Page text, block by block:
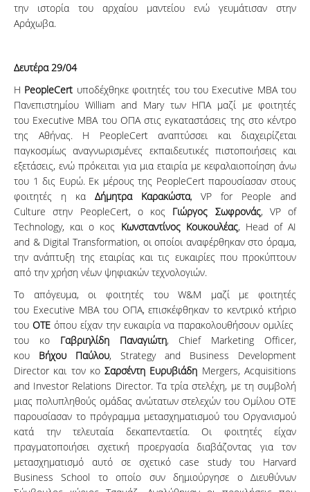
την ιστορία του αρχαίου μαντείου ενώ γευμάτισαν στην
Αράχωβα.
Δευτέρα 29/04
H PeopleCert υποδέχθηκε φοιτητές του του Executive MBA του
Πανεπιστημίου William and Mary των ΗΠΑ μαζί με φοιτητές
του Executive MBA του ΟΠΑ στις εγκαταστάσεις της στο κέντρο
της Αθήνας. Η PeopleCert αναπτύσσει και διαχειρίζεται
παγκοσμίως αναγνωρισμένες εκπαιδευτικές πιστοποιήσεις και
εξετάσεις, ενώ πρόκειται για μια εταιρία με κεφαλαιοποίηση άνω
του 1 δις Ευρώ. Εκ μέρους της PeopleCert παρουσίασαν στους
φοιτητές η κα Δήμητρα Καρακώστα, VP for People and
Culture στην PeopleCert, ο κος Γιώργος Σωφρονάς, VP of
Technology, και ο κος Κωνσταντίνος Κουκουλέας, Head of AI
and & Digital Transformation, οι οποίοι αναφέρθηκαν στο όραμα,
την ανάπτυξη της εταιρίας και τις ευκαιρίες που προκύπτουν
από την χρήση νέων ψηφιακών τεχνολογιών.
Το απόγευμα, oι φοιτητές του W&M μαζί με φοιτητές
του Executive MBA του ΟΠΑ, επισκέφθηκαν το κεντρικό κτήριο
του ΟΤΕ όπου είχαν την ευκαιρία να παρακολουθήσουν ομιλίες
του κο Γαβριηλίδη Παναγιώτη, Chief Marketing Officer,
κου Βήχου Παύλου, Strategy and Business Development
Director και τον κοΣαρσέντη Ευρυβιάδη Mergers, Acquisitions
and Investor Relations Director. Τα τρία στελέχη, με τη συμβολή
μιας πολυπληθούς ομάδας ανώτατων στελεχών του Ομίλου ΟΤΕ
παρουσίασαν το πρόγραμμα μετασχηματισμού του Οργανισμού
κατά την τελευταία δεκαπενταετία. Οι φοιτητές είχαν
πραγματοποιήσει σχετική προεργασία διαβάζοντας για τον
μετασχηματισμό αυτό σε σχετικό case study του Harvard
Business School το οποίο συν δημιούργησε ο Διευθύνων